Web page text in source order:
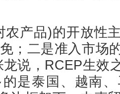
产品)的开放性
；二是准入市场
龙说，RCEP生效
是泰国、越南